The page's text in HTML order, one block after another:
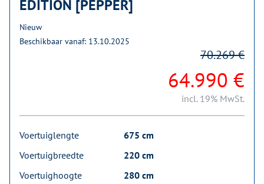
EDITION [PEPPER]
Nieuw
Beschikbaar vanaf: 13.10.2025
64.990 €
70.269 €
incl. 19% MwSt.
Voertuiglengte
675 cm
Voertuigbreedte
220 cm
Voertuighoogte
280 cm